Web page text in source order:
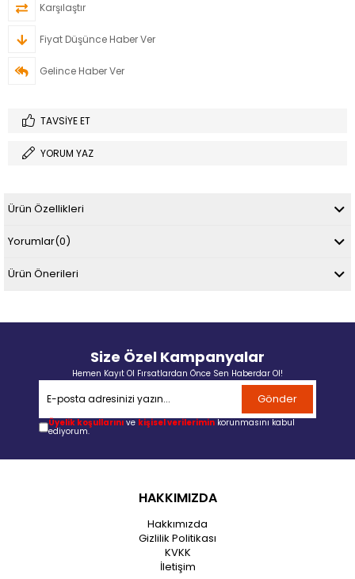
Karşılaştır
Fiyat Düşünce Haber Ver
Gelince Haber Ver
TAVSIYE ET
YORUM YAZ
Ürün Özellikleri
Yorumlar(0)
Ürün Önerileri
Size Özel Kampanyalar
Hemen Kayıt Ol Fırsatlardan Önce Sen Haberdar Ol!
Gönder
Üyelik koşullarını ve kişisel verilerimin korunmasını kabul
ediyorum.
HAKKIMIZDA
Hakkımızda
Gizlilik Politikası
KVKK
İletişim